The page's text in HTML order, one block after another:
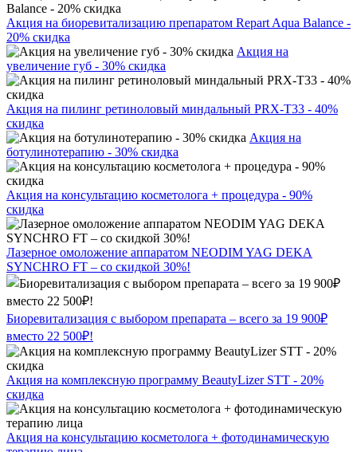
Акция на биоревитализацию препаратом Repart Aqua Balance -
20% скидка
Акция на
увеличение губ - 30% скидка
Акция на пилинг ретиноловый миндальный PRX-T33 - 40%
скидка
Акция на
ботулинотерапию - 30% скидка
Акция на консультацию косметолога + процедура - 90%
скидка
Лазерное омоложение аппаратом NEODIM YAG DEKA
SYNCHRO FT – со скидкой 30%!
Биоревитализация с выбором препарата – всего за 19 900₽
вместо 22 500₽!
Акция на комплексную программу BeautyLizer STT - 20%
скидка
Акция на консультацию косметолога + фотодинамическую